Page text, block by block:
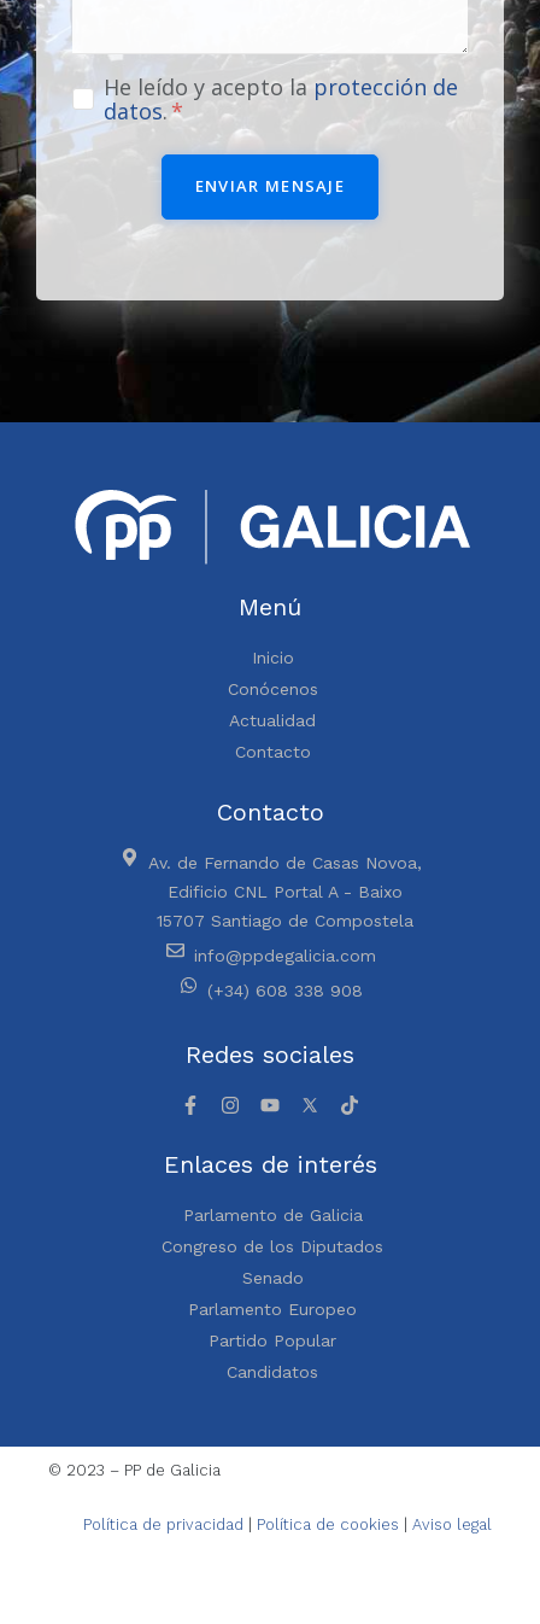
He leído y acepto laprotección de
datos.
ENVIAR MENSAJE
Menú
Inicio
Conócenos
Actualidad
Contacto
Contacto
Av. de Fernando de Casas Novoa,
Edificio CNL Portal A - Baixo
15707 Santiago de Compostela
info@ppdegalicia.com
(+34) 608 338 908
Redes sociales
Enlaces de interés
Parlamento de Galicia
Congreso de los Diputados
Senado
Parlamento Europeo
Partido Popular
Candidatos
© 2023 – PP de Galicia
Política de privacidad Política de cookies Aviso legal